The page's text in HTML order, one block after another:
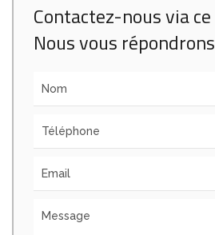
Contactez-nous via
Nous vous